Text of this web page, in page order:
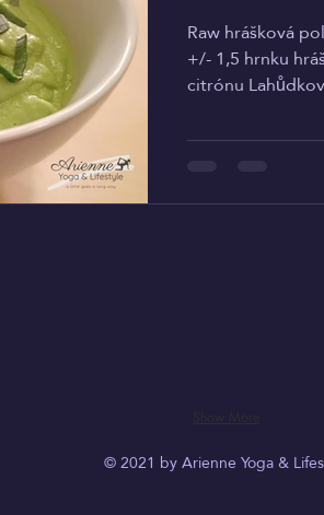
Raw hrášková
+/- 1,5 hrnku
citrónu
© 2021 by Arienne Yoga &